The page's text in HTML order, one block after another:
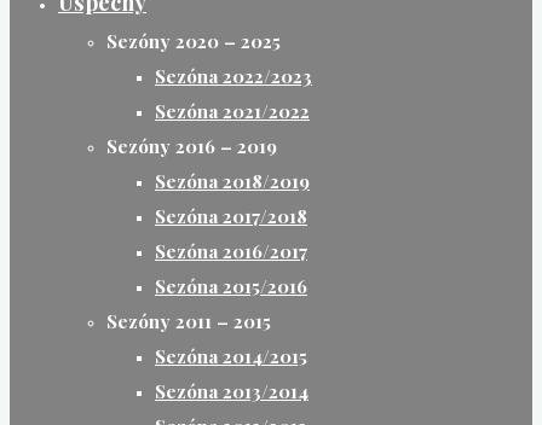
Sezóny 2020 – 2025
Sezóna 2022/2023
Sezóna 2021/2022
Sezóny 2016 – 2019
Sezóna 2018/2019
Sezóna 2017/2018
Sezóna 2016/2017
Sezóna 2015/2016
Sezóny 2011 – 2015
Sezóna 2014/2015
Sezóna 2013/2014